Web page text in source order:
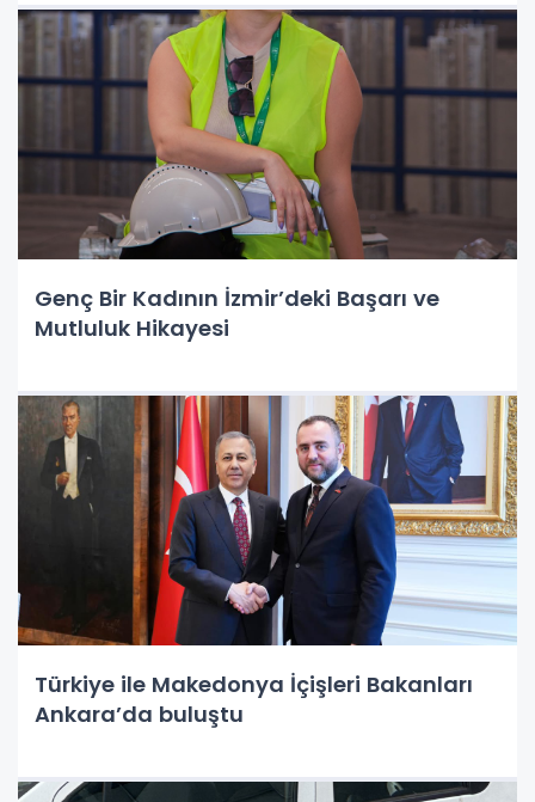
Genç Bir Kadının İzmir’deki Başarı ve
Mutluluk Hikayesi
Türkiye ile Makedonya İçişleri Bakanları
Ankara’da buluştu